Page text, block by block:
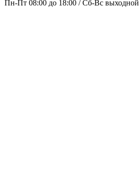
Пн-Пт 08:00 до 18:00 / Сб-Вс выходной